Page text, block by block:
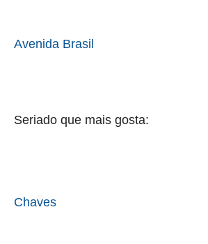
Avenida Brasil
Seriado que mais gosta:
Chaves